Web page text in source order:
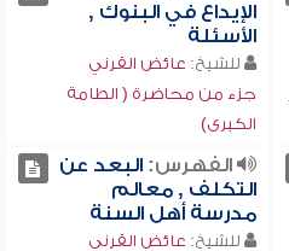
الإيداع في البنوك ,
الأسئلة
للشيخ: عائض القرني
جزء من محاضرة ( الطامة
الكبرى)
الفهرس:البعد عن
التكلف , معالم
مدرسة أهل السنة
للشيخ: عائض القرني